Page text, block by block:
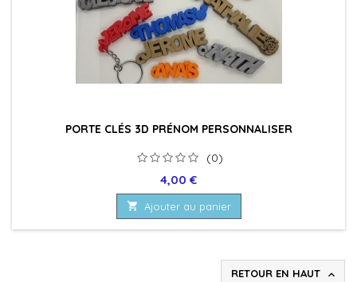
PORTE CLÉS 3D PRÉNOM PERSONNALISER
(0)
Prix
4,00 €
 Ajouter au panier
RETOUR EN HAUT 